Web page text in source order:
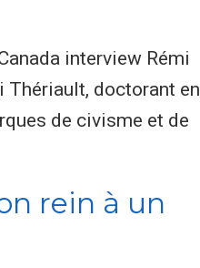
interview Rémi
Thériault, doctorant en
de civisme et de
rein à un